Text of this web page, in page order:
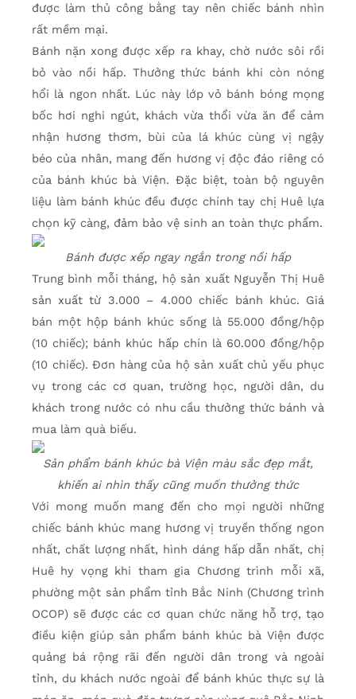
được làm thủ công bằng tay nên chiếc bánh nhìn
rất mềm mại.
Bánh nặn xong được xếp ra khay, chờ nước sôi rồi
bỏ vào nồi hấp. Thưởng thức bánh khi còn nóng
hổi là ngon nhất. Lúc này lớp vỏ bánh bóng mọng
bốc hơi nghi ngút, khách vừa thổi vừa ăn để cảm
nhận hương thơm, bùi của lá khúc cùng vị ngậy
béo của nhân, mang đến hương vị độc đáo riêng có
của bánh khúc bà Viện. Đặc biệt, toàn bộ nguyên
liệu làm bánh khúc đều được chính tay chị Huê lựa
chọn kỹ càng, đảm bảo vệ sinh an toàn thực phẩm.
Bánh được xếp ngay ngắn trong nồi hấp
Trung bình mỗi tháng, hộ sản xuất Nguyễn Thị Huê
sản xuất từ 3.000 – 4.000 chiếc bánh khúc. Giá
bán một hộp bánh khúc sống là 55.000 đồng/hộp
(10 chiếc); bánh khúc hấp chín là 60.000 đồng/hộp
(10 chiếc). Đơn hàng của hộ sản xuất chủ yếu phục
vụ trong các cơ quan, trường học, người dân, du
khách trong nước có nhu cầu thưởng thức bánh và
mua làm quà biếu.
Sản phẩm bánh khúc bà Viện màu sắc đẹp mắt,
khiến ai nhìn thấy cũng muốn thưởng thức
Với mong muốn mang đến cho mọi người những
chiếc bánh khúc mang hương vị truyền thống ngon
nhất, chất lượng nhất, hình dáng hấp dẫn nhất, chị
Huê hy vọng khi tham gia Chương trình mỗi xã,
phường một sản phẩm tỉnh Bắc Ninh (Chương trình
OCOP) sẽ được các cơ quan chức năng hỗ trợ, tạo
điều kiện giúp sản phẩm bánh khúc bà Viện được
quảng bá rộng rãi đến người dân trong và ngoài
tỉnh, du khách nước ngoài để bánh khúc thực sự là